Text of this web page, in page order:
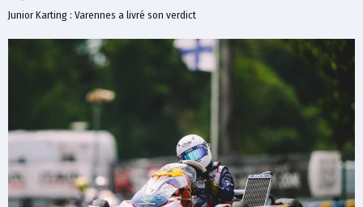
Junior Karting : Varennes a livré son verdict